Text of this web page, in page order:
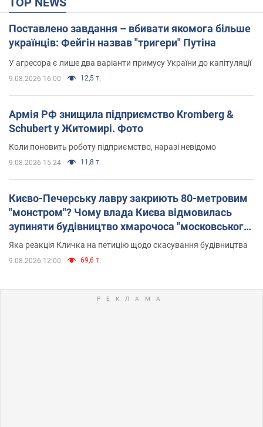
Поставлено завдання – вбивати якомога більше
українців: Фейгін назвав "тригери" Путіна
У агресора є лише два варіанти примусу України до капітуляції
9.08.2026 16:00 12,5 т.
Армія РФ знищила підприємство Kromberg &
Schubert у Житомирі. Фото
Коли поновить роботу підприємство, наразі невідомо
9.08.2026 15:24 11,8 т.
Києво-Печерську лавру закриють 80-метровим
"монстром"? Чому влада Києва відмовилась
зупиняти будівництво хмарочоса "московського
вірянина"
Яка реакція Кличка на петицію щодо скасування будівництва
9.08.2026 12:00 69,6 т.